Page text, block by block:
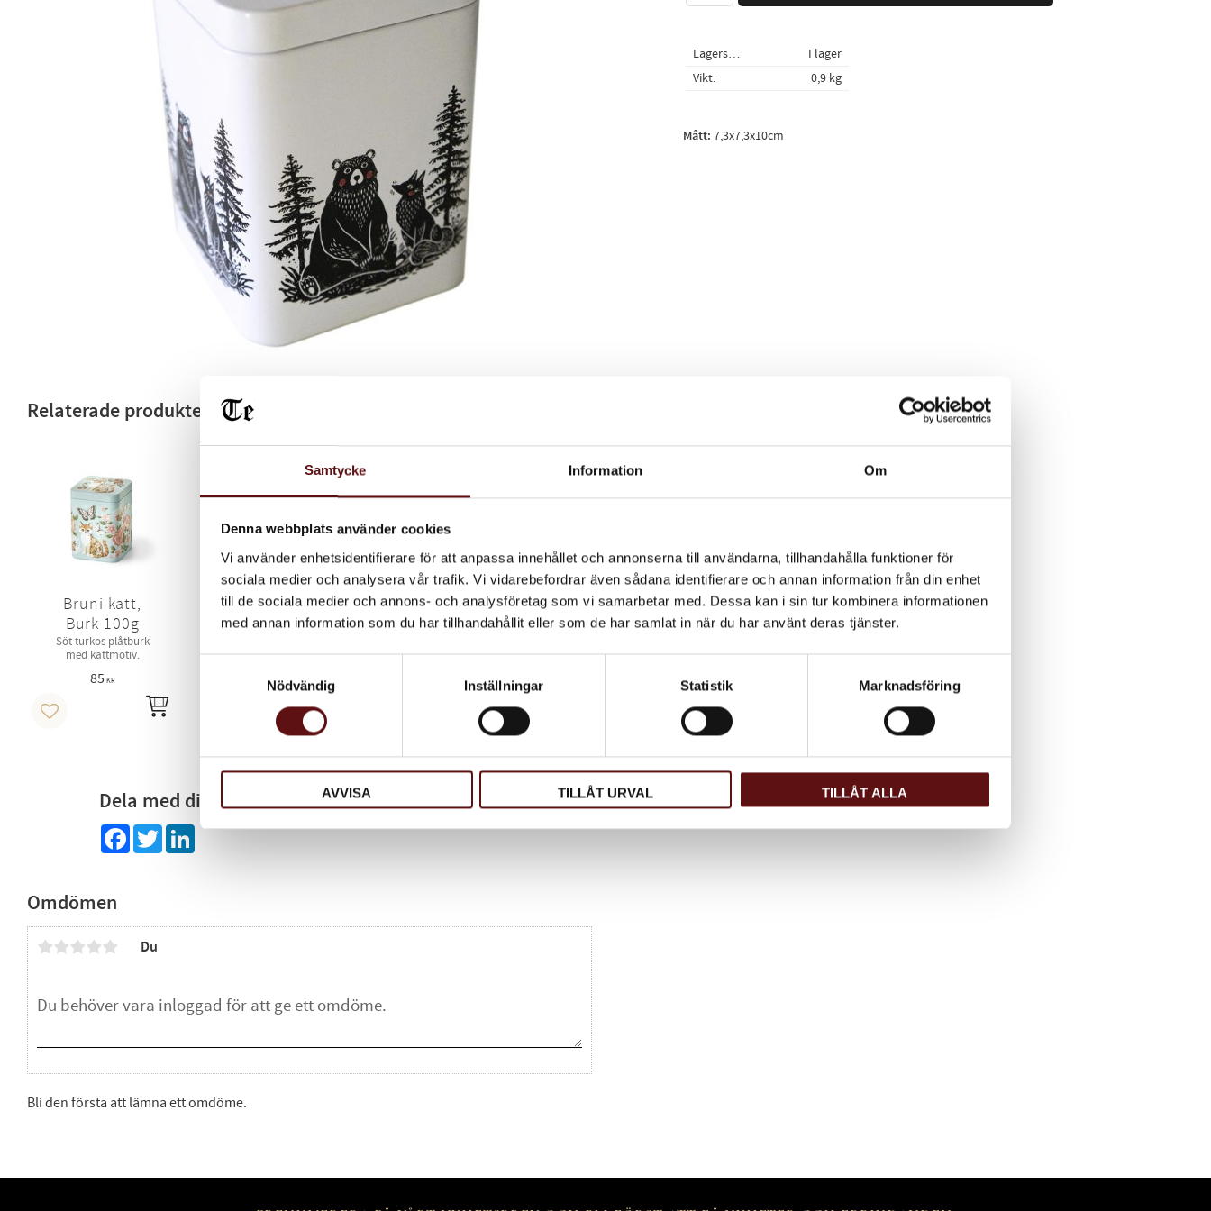
Samtycke Information Om
Denna webbplats använder cookies
Vi använder enhetsidentifierare för att anpassa innehållet och annonserna till användarna, tillhandahålla funktioner för
sociala medier och analysera vår trafik. Vi vidarebefordrar även sådana identifierare och annan information från din enhet
till de sociala medier och annons- och analysföretag som vi samarbetar med. Dessa kan i sin tur kombinera informationen
med annan information som du har tillhandahållit eller som de har samlat in när du har använt deras tjänster.
Nödvändig
Inställningar Statistik Marknadsföring
AVVISA TILLÅT URVAL TILLÅT ALLA
Lagerstatus
I lager
Vikt
0,9 kg
Mått:7,3x7,3x10cm
Relaterade produkter
Bruni katt,
Burk 100g
Söt turkos plåtburk
med kattmotiv.
85 KR
Lägg till i favoriter
Dela med dig
Facebook
TwitterLinkedIn
Omdömen
Du
Bli den första att lämna ett omdöme.